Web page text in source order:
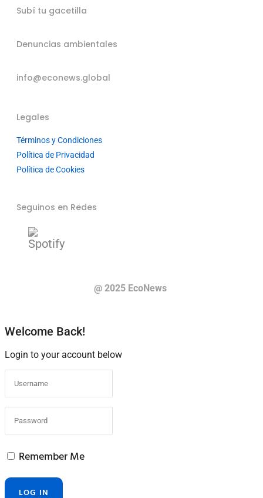
Subí tu gacetilla
Denuncias ambientales
info@econews.global
Legales
Términos y Condiciones
Política de Privacidad
Política de Cookies
Seguinos en Redes
@ 2025 EcoNews
Welcome Back!
Login to your account below
Remember Me